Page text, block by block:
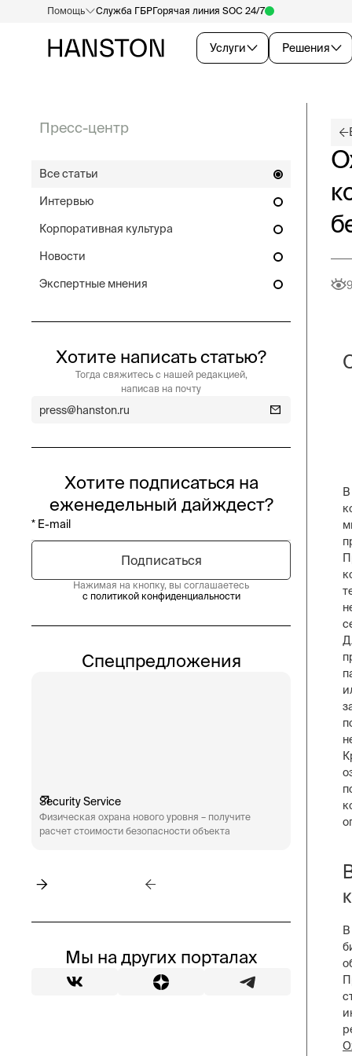
Услуги Решения
Помощь Служба ГБРГорячая линия SOC 24/7
Пресс-центр
Все статьи
Интервью
Корпоративная культура
Новости
Экспертные мнения
Хотите написать статью?
Тогда свяжитесь с нашей редакцией,
написав на почту
press@hanston.ru
Хотите подписаться на
еженедельный дайждест?
Нажимая на кнопку, вы соглашаетесь
с политикой конфиденциальности
Спецпредложения
Security Service
Физическая охрана нового уровня – получите
расчет стоимости безопасности объекта
аудит
Мы на других порталах